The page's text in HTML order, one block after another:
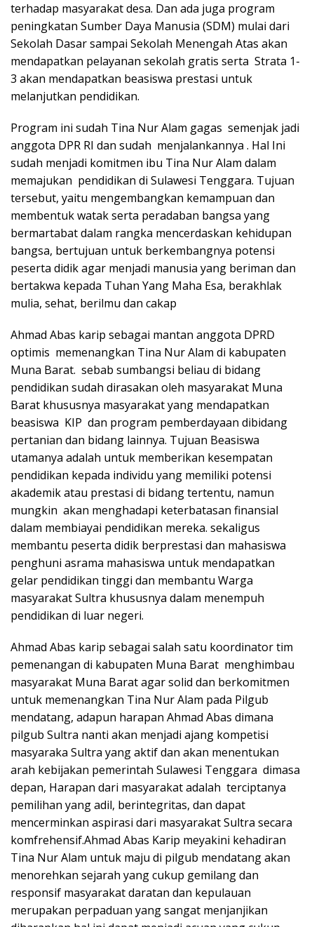
terhadap masyarakat desa. Dan ada juga program
peningkatan Sumber Daya Manusia (SDM) mulai dari
Sekolah Dasar sampai Sekolah Menengah Atas akan
mendapatkan pelayanan sekolah gratis serta Strata 1-
3 akan mendapatkan beasiswa prestasi untuk
melanjutkan pendidikan.
Program ini sudah Tina Nur Alam gagas semenjak jadi
anggota DPR RI dan sudah menjalankannya . Hal Ini
sudah menjadi komitmen ibu Tina Nur Alam dalam
memajukan pendidikan di Sulawesi Tenggara. Tujuan
tersebut, yaitu mengembangkan kemampuan dan
membentuk watak serta peradaban bangsa yang
bermartabat dalam rangka mencerdaskan kehidupan
bangsa, bertujuan untuk berkembangnya potensi
peserta didik agar menjadi manusia yang beriman dan
bertakwa kepada Tuhan Yang Maha Esa, berakhlak
mulia, sehat, berilmu dan cakap
Ahmad Abas karip sebagai mantan anggota DPRD
optimis memenangkan Tina Nur Alam di kabupaten
Muna Barat. sebab sumbangsi beliau di bidang
pendidikan sudah dirasakan oleh masyarakat Muna
Barat khususnya masyarakat yang mendapatkan
beasiswa KIP dan program pemberdayaan dibidang
pertanian dan bidang lainnya. Tujuan Beasiswa
utamanya adalah untuk memberikan kesempatan
pendidikan kepada individu yang memiliki potensi
akademik atau prestasi di bidang tertentu, namun
mungkin akan menghadapi keterbatasan finansial
dalam membiayai pendidikan mereka. sekaligus
membantu peserta didik berprestasi dan mahasiswa
penghuni asrama mahasiswa untuk mendapatkan
gelar pendidikan tinggi dan membantu Warga
masyarakat Sultra khususnya dalam menempuh
pendidikan di luar negeri.
Ahmad Abas karip sebagai salah satu koordinator tim
pemenangan di kabupaten Muna Barat menghimbau
masyarakat Muna Barat agar solid dan berkomitmen
untuk memenangkan Tina Nur Alam pada Pilgub
mendatang, adapun harapan Ahmad Abas dimana
pilgub Sultra nanti akan menjadi ajang kompetisi
masyaraka Sultra yang aktif dan akan menentukan
arah kebijakan pemerintah Sulawesi Tenggara dimasa
depan, Harapan dari masyarakat adalah terciptanya
pemilihan yang adil, berintegritas, dan dapat
mencerminkan aspirasi dari masyarakat Sultra secara
komfrehensif.Ahmad Abas Karip meyakini kehadiran
Tina Nur Alam untuk maju di pilgub mendatang akan
menorehkan sejarah yang cukup gemilang dan
responsif masyarakat daratan dan kepulauan
merupakan perpaduan yang sangat menjanjikan